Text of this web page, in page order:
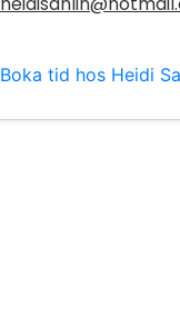
Boka tid hos Heidi